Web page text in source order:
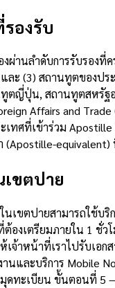
องรับ
านลำดับการรับรองที่
ละ (3) สถานทูตของ
ญี่ปุ่น, สถานทูตสหรัฐ
Affairs and
ทศที่เข้าร่วม
ขตปาย
ขตปายสามารถใช้บ
องเตรียมภายใน 1
ห้เจ้าหน้าที่เราไปรับ
นและบริการ Mobile
ดทะเบียน ขั้นตอนที่ 5